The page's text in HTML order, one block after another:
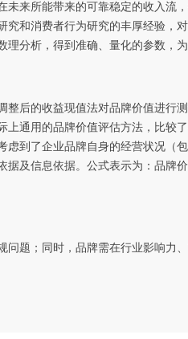
来所能带来的可靠稳定的收入流
和消费者行为研究的丰厚经验，
分析，得到准确、量化的参数，
整后的收益现值法对品牌价值进行
通用的品牌价值评估方法，比较
到了企业品牌自身的经营状况（
及信息依据。公式表示为：品牌
题；同时，品牌需在行业影响力